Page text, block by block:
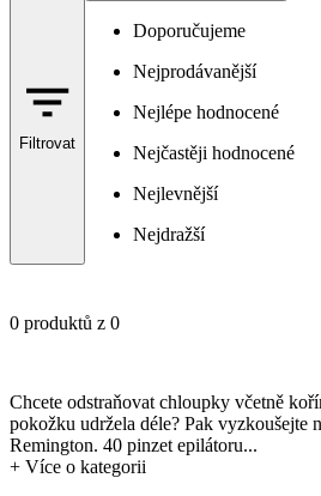
Chcete odstraňovat chloupky včetně
pokožku udržela déle? Pak vyzkoušejte
Remington. 40 pinzet epilátoru...
+ Více o kategorii
Filtrovat
Doporučujeme
Nejprodávanější
Nejlépe hodnocené
Nejčastěji hodnocené
Nejlevnější
Nejdražší
0 produktů z 0